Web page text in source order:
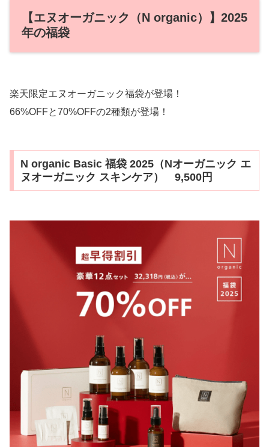
【エヌオーガニック（N organic）】2025
年の福袋
楽天限定エヌオーガニック福袋が登場！
66%OFFと70%OFFの2種類が登場！
N organic Basic 福袋 2025（Nオーガニック エ
ヌオーガニック スキンケア） 9,500円